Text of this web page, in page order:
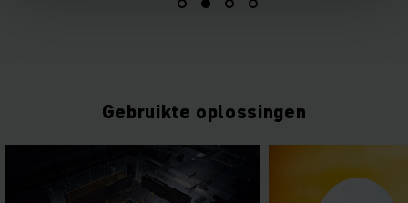
Gebruikte oplossingen